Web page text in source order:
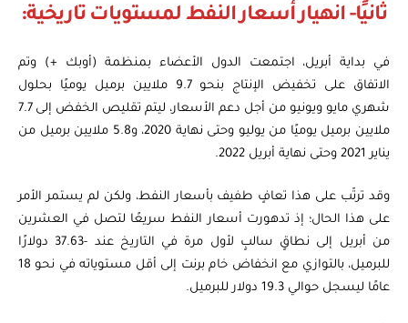
ثانيًا- انهيار أسعار النفط لمستويات تاريخية:
في بداية أبريل، اجتمعت الدول الأعضاء بمنظمة (أوبك +) وتم
الاتفاق على تخفيض الإنتاج بنحو 9.7 ملايين برميل يوميًا بحلول
شهري مايو ويونيو من أجل دعم الأسعار، ليتم تقليص الخفض إلى 7.7
ملايين برميل يوميًا من يوليو وحتى نهاية 2020، و5.8 ملايين برميل من
يناير 2021 وحتى نهاية أبريل 2022.
وقد ترتّب على هذا تعافٍ طفيف بأسعار النفط، ولكن لم يستمر الأمر
على هذا الحال؛ إذ تدهورت أسعار النفط سريعًا لتصل في العشرين
من أبريل إلى نطاقٍ سالبٍ لأول مرة في التاريخ عند -37.63 دولارًا
للبرميل، بالتوازي مع انخفاض خام برنت إلى أقل مستوياته في نحو 18
عامًا ليسجل حوالي 19.3 دولار للبرميل.